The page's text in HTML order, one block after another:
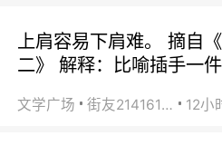
上肩容易下肩难。 摘自
二》 解释：比喻插手一件
文学广场 街友21416156 12小